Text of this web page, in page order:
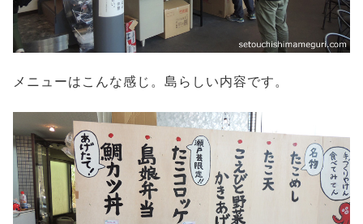
メニューはこんな感じ。島らしい内容です。